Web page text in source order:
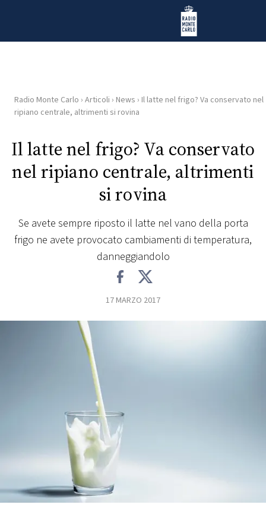
Radio Monte Carlo
HOME
RADIO
WEB
PLAYLIST
CONCORSI
PRINCIPATO
MONACO
Radio Monte Carlo › Articoli › News › Il latte nel frigo? Va conservato nel
ripiano centrale, altrimenti si rovina
Il latte nel frigo? Va conservato
nel ripiano centrale, altrimenti
si rovina
Se avete sempre riposto il latte nel vano della porta
frigo ne avete provocato cambiamenti di temperatura,
danneggiandolo
17 MARZO 2017